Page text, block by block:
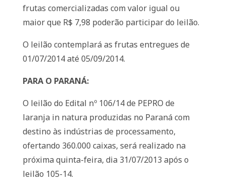
frutas comercializadas com valor igual ou
maior que R$ 7,98 poderão participar do leilão.
O leilão contemplará as frutas entregues de
01/07/2014 até 05/09/2014.
PARA O PARANÁ:
O leilão do Edital nº 106/14 de PEPRO de
laranja in natura produzidas no Paraná com
destino às indústrias de processamento,
ofertando 360.000 caixas, será realizado na
próxima quinta-feira, dia 31/07/2013 após o
leilão 105-14.